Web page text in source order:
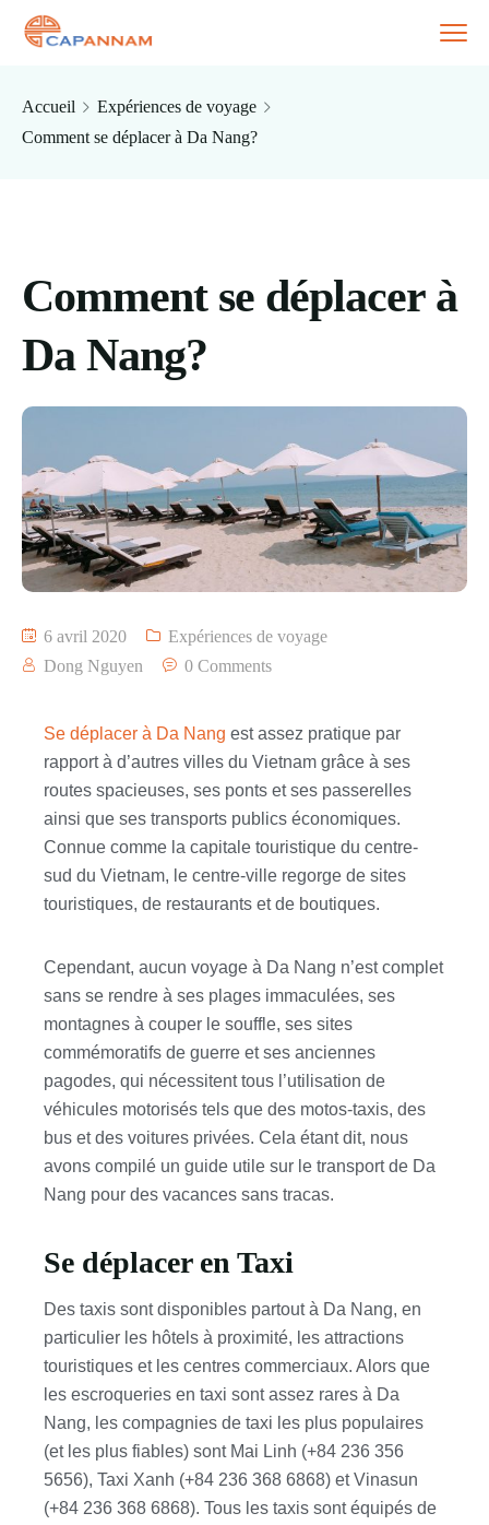
Accueil
Expériences de voyage
Comment se déplacer à Da Nang?
Comment se déplacer à
Da Nang?
6 avril 2020
Expériences de voyage
Dong Nguyen
0 Comments
Se déplacer à Da Nang est assez pratique par
rapport à d’autres villes du Vietnam grâce à ses
routes spacieuses, ses ponts et ses passerelles
ainsi que ses transports publics économiques.
Connue comme la capitale touristique du centre-
sud du Vietnam, le centre-ville regorge de sites
touristiques, de restaurants et de boutiques.
Cependant, aucun voyage à Da Nang n’est complet
sans se rendre à ses plages immaculées, ses
montagnes à couper le souffle, ses sites
commémoratifs de guerre et ses anciennes
pagodes, qui nécessitent tous l’utilisation de
véhicules motorisés tels que des motos-taxis, des
bus et des voitures privées. Cela étant dit, nous
avons compilé un guide utile sur le transport de Da
Nang pour des vacances sans tracas.
Se déplacer en Taxi
Des taxis sont disponibles partout à Da Nang, en
particulier les hôtels à proximité, les attractions
touristiques et les centres commerciaux. Alors que
les escroqueries en taxi sont assez rares à Da
Nang, les compagnies de taxi les plus populaires
(et les plus fiables) sont Mai Linh (+84 236 356
5656), Taxi Xanh (+84 236 368 6868) et Vinasun
(+84 236 368 6868). Tous les taxis sont équipés de